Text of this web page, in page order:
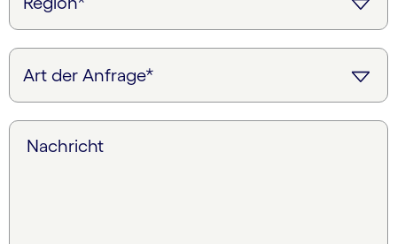
Nachricht